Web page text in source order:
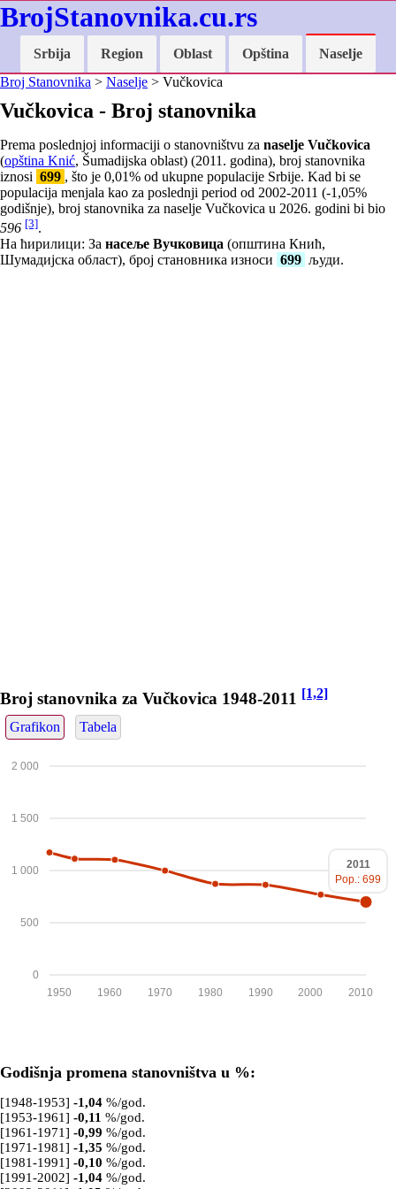
BrojStanovnika.cu.rs
Srbija Region Oblast Opština
Naselje
Broj Stanovnika > Naselje > Vučkovica
Vučkovica - Broj stanovnika
Prema poslednjoj informaciji o stanovništvu za naselje Vučkovica
(opština Knić, Šumadijska oblast) (2011. godina), broj stanovnika
iznosi 699 , što je 0,01% od ukupne populacije Srbije. Kad bi se
populacija menjala kao za poslednji period od 2002-2011 (-1,05%
godišnje), broj stanovnika za naselje Vučkovica u 2026. godini bi bio
596 [3].
На ћирилици: За насеље Вучковица (општина Кнић,
Шумадијска област), број становника износи 699 људи.
Broj stanovnika za Vučkovica 1948-2011 [1,2]
Grafikon Tabela
0
500
1 000
1 500
2 000
2010
2000
1990
1980
1970
1960
1950
2011
Pop.: 699
Godišnja promena stanovništva u %:
[1948-1953] -1,04 %/god.
[1953-1961] -0,11 %/god.
[1961-1971] -0,99 %/god.
[1971-1981] -1,35 %/god.
[1981-1991] -0,10 %/god.
[1991-2002] -1,04 %/god.